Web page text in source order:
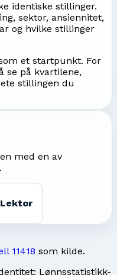
identiske stillinger.
sektor, ansiennitet,
og hvilke stillinger
et startpunkt. For
se på kvartilene,
stillingen du
med en av
Lektor
11418 som kilde.
Lønnsstatistikk-